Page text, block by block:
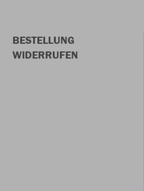
BESTELLUNG
WIDERRUFEN